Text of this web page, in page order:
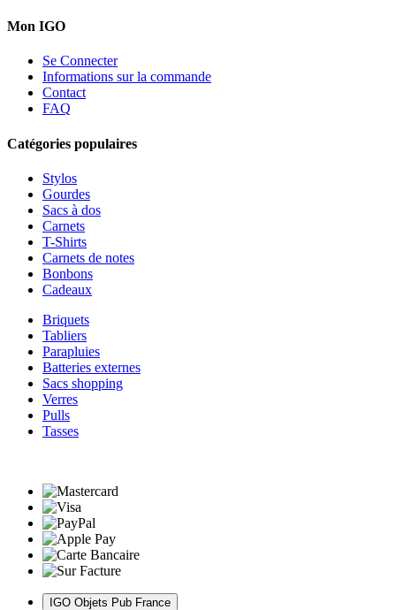
Mon IGO
Se Connecter
Informations sur la commande
Contact
FAQ
Catégories populaires
Stylos
Gourdes
Sacs à dos
Carnets
T-Shirts
Carnets de notes
Bonbons
Cadeaux
Briquets
Tabliers
Parapluies
Batteries externes
Sacs shopping
Verres
Pulls
Tasses
IGO Objets Pub France